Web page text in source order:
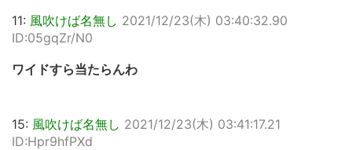
11: 風吹けば名無し 2021/12/23(木) 03:40:32.90
ID:05gqZr/N0
ワイドすら当たらんわ
15: 風吹けば名無し 2021/12/23(木) 03:41:17.21
ID:Hpr9hfPXd